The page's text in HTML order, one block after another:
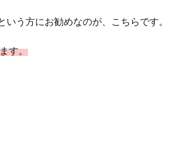
う方にお勧めなのが、こちらです。
す。